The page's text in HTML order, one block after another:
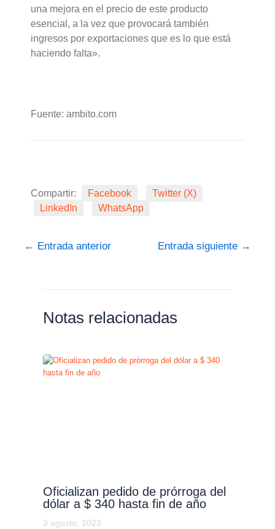
una mejora en el precio de este producto
esencial, a la vez que provocará también
ingresos por exportaciones que es lo que está
haciendo falta».
Fuente: ambito.com
Compartir: Facebook
Twitter (X)
LinkedIn
WhatsApp
← Entrada anterior Entrada siguiente →
Notas relacionadas
Oficializan pedido de prórroga del
dólar a $ 340 hasta fin de año
3 agosto, 2023